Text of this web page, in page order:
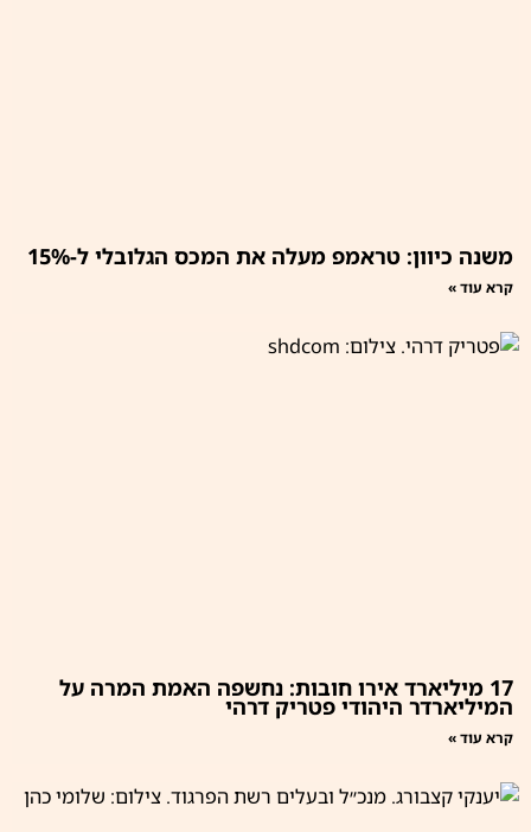
משנה כיוון: טראמפ מעלה את המכס הגלובלי ל-15%
קרא עוד »
17 מיליארד אירו חובות: נחשפה האמת המרה על
המיליארדר היהודי פטריק דרהי
קרא עוד »